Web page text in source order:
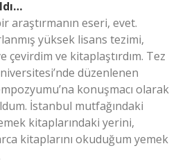
araştırmanın eseri, evet.
yüksek lisans tezimi,
çevirdim ve kitaplaştırdım. Tez
düzenlenen
konuşmacı olarak
İstanbul mutfağındaki
kitaplarındaki yerini,
kitaplarını okuduğum yemek